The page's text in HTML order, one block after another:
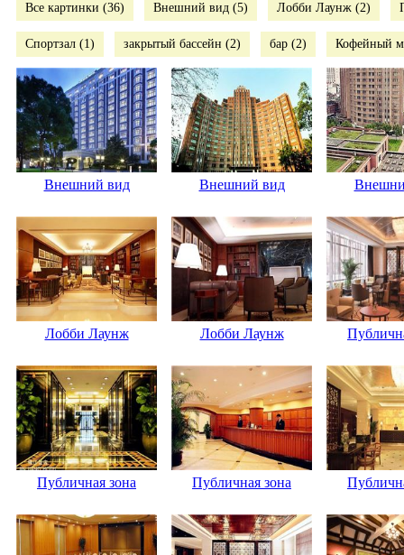
Все картинки (36) Внешний вид (5) Лобби Лаунж (2)
Спортзал (1) закрытый бассейн (2) бар (2) Кофейный
Внешний вид Внешний вид
Лобби Лаунж Лобби Лаунж
Публичная зона Публичная зона